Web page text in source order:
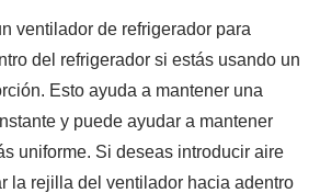
ventilador de refrigerador para
del refrigerador si estás usando un
Esto ayuda a mantener una
y puede ayudar a mantener
uniforme. Si deseas introducir aire
la rejilla del ventilador hacia adentro